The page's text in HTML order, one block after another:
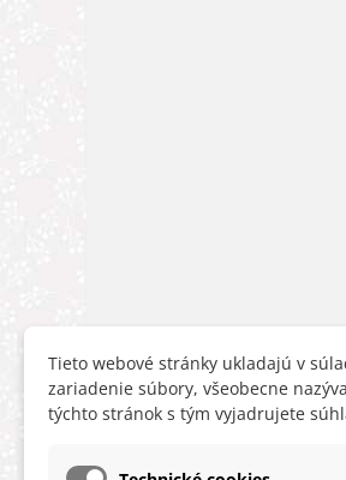
Tieto webové stránky ukladajú v
zariadenie súbory, všeobecne
týchto stránok s tým vyjadrujete